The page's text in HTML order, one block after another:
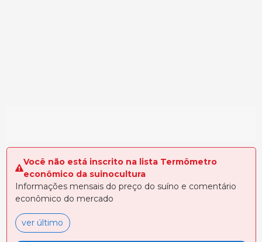
Você não está inscrito na lista Termômetro
econômico da suinocultura
Informações mensais do preço do suíno e comentário
econômico do mercado
ver último